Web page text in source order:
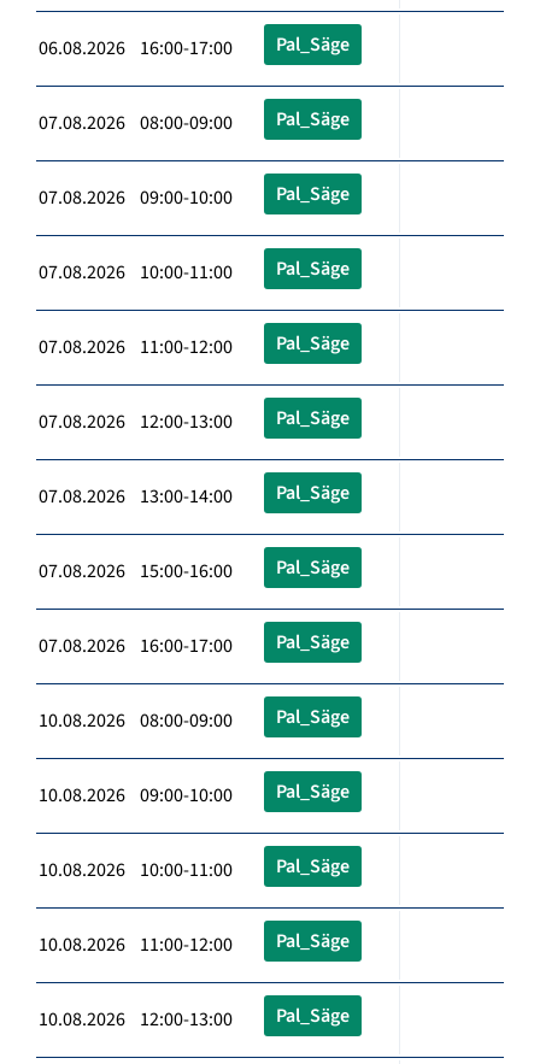
06.08.2026 16:00-17:00 Pal_Säge
07.08.2026 08:00-09:00 Pal_Säge
07.08.2026 09:00-10:00 Pal_Säge
07.08.2026 10:00-11:00 Pal_Säge
07.08.2026 11:00-12:00 Pal_Säge
07.08.2026 12:00-13:00 Pal_Säge
07.08.2026 13:00-14:00 Pal_Säge
07.08.2026 15:00-16:00 Pal_Säge
07.08.2026 16:00-17:00 Pal_Säge
10.08.2026 08:00-09:00 Pal_Säge
10.08.2026 09:00-10:00 Pal_Säge
10.08.2026 10:00-11:00 Pal_Säge
10.08.2026 11:00-12:00 Pal_Säge
10.08.2026 12:00-13:00 Pal_Säge